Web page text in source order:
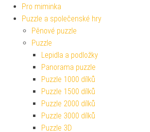
Pro miminka
Puzzle a společenské hry
Pěnové puzzle
Puzzle
Lepidla a podložky
Panorama puzzle
Puzzle 1000 dílků
Puzzle 1500 dílků
Puzzle 2000 dílků
Puzzle 3000 dílků
Puzzle 3D